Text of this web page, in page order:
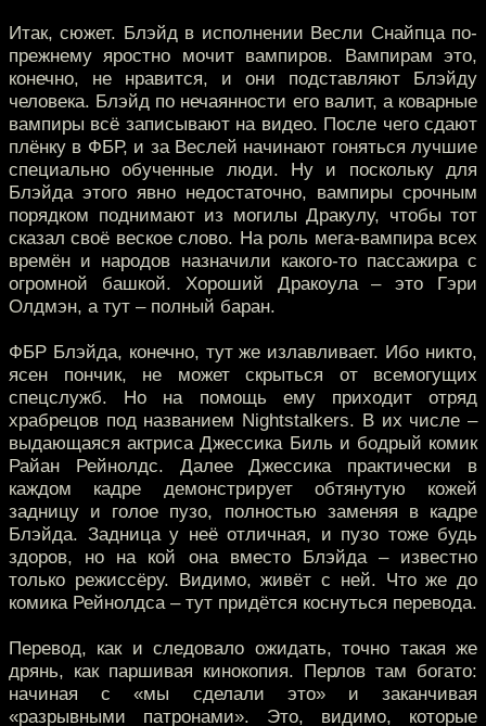
Итак, сюжет. Блэйд в исполнении Весли Снайпца по-
прежнему яростно мочит вампиров. Вампирам это,
конечно, не нравится, и они подставляют Блэйду
человека. Блэйд по нечаянности его валит, а коварные
вампиры всё записывают на видео. После чего сдают
плёнку в ФБР, и за Веслей начинают гоняться лучшие
специально обученные люди. Ну и поскольку для
Блэйда этого явно недостаточно, вампиры срочным
порядком поднимают из могилы Дракулу, чтобы тот
сказал своё веское слово. На роль мега-вампира всех
времён и народов назначили какого-то пассажира с
огромной башкой. Хороший Дракоула – это Гэри
Олдмэн, а тут – полный баран.
ФБР Блэйда, конечно, тут же излавливает. Ибо никто,
ясен пончик, не может скрыться от всемогущих
спецслужб. Но на помощь ему приходит отряд
храбрецов под названием Nightstalkers. В их числе –
выдающаяся актриса Джессика Биль и бодрый комик
Райан Рейнолдс. Далее Джессика практически в
каждом кадре демонстрирует обтянутую кожей
задницу и голое пузо, полностью заменяя в кадре
Блэйда. Задница у неё отличная, и пузо тоже будь
здоров, но на кой она вместо Блэйда – известно
только режиссёру. Видимо, живёт с ней. Что же до
комика Рейнолдса – тут придётся коснуться перевода.
Перевод, как и следовало ожидать, точно такая же
дрянь, как паршивая кинокопия. Перлов там богато:
начиная с «мы сделали это» и заканчивая
«разрывными патронами». Это, видимо, которые